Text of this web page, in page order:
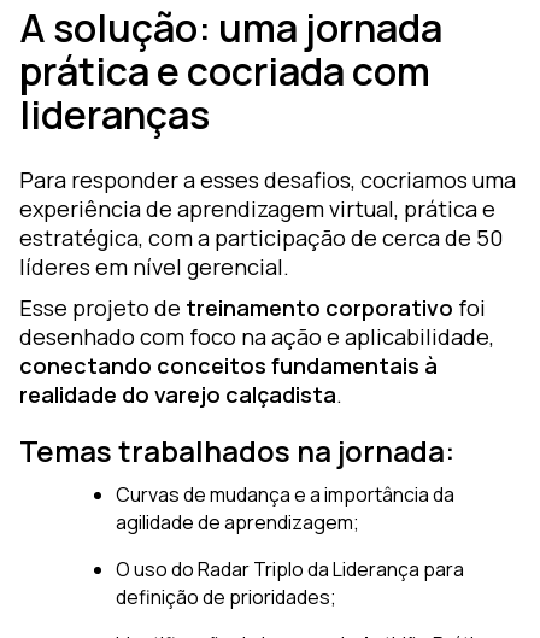
A solução: uma jornada
prática e cocriada com
lideranças
Para responder a esses desafios, cocriamos uma
experiência de aprendizagem virtual, prática e
estratégica, com a participação de cerca de 50
líderes em nível gerencial.
Esse projeto de treinamento corporativo foi
desenhado com foco na ação e aplicabilidade,
conectando conceitos fundamentais à
realidade do varejo calçadista.
Temas trabalhados na jornada:
Curvas de mudança e a importância da
agilidade de aprendizagem;
O uso do Radar Triplo da Liderança para
definição de prioridades;